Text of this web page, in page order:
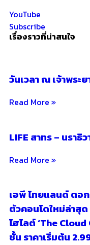
YouTube
Subscribe
เรื่องราวที่น่าสนใจ
วันเวลา ณ เจ้าพระ
Read More »
LIFE สาทร – นราธิ
Read More »
เอพี ไทยแลนด์ ตอ
ตัวคอนโดใหม่ล่าสุด
ไฮไลต์ ‘The
ชั้น ราคาเริ่มต้น